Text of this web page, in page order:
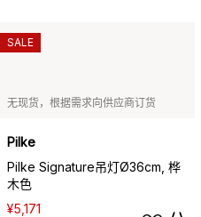
无现货，根据需求向供应商订货
Pilke
Pilke Signature吊灯Ø36cm, 桦
木色
¥5,171
SALE